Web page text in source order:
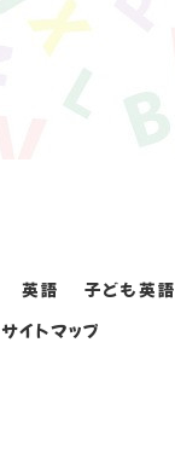
英語 子ども英語
サイトマップ